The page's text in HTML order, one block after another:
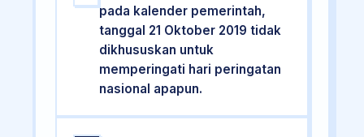
pada kalender pemerintah,
tanggal 21 Oktober 2019 tidak
dikhususkan untuk
memperingati hari peringatan
nasional apapun.